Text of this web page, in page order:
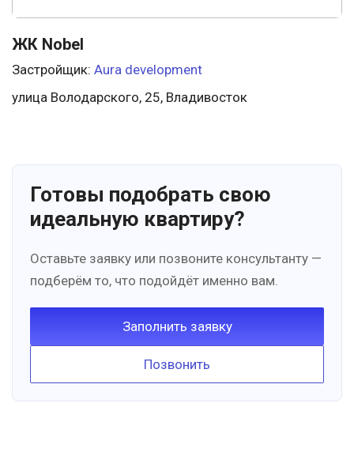
ЖК Nobel
Застройщик: Aura development
улица Володарского, 25, Владивосток
Готовы подобрать свою
идеальную квартиру?
Оставьте заявку или позвоните консультанту —
подберём то, что подойдёт именно вам.
Заполнить заявку
Позвонить